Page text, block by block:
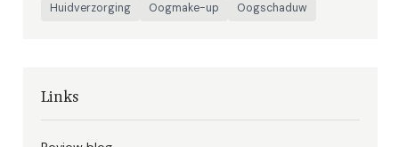
Huidverzorging
Oogmake-up Oogschaduw
Links